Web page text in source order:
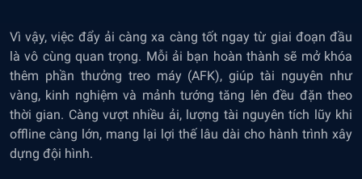
Vì vậy, việc đẩy ải càng xa càng tốt ngay từ giai đoạn đầu
là vô cùng quan trọng. Mỗi ải bạn hoàn thành sẽ mở khóa
thêm phần thưởng treo máy (AFK), giúp tài nguyên như
vàng, kinh nghiệm và mảnh tướng tăng lên đều đặn theo
thời gian. Càng vượt nhiều ải, lượng tài nguyên tích lũy khi
offline càng lớn, mang lại lợi thế lâu dài cho hành trình xây
dựng đội hình.